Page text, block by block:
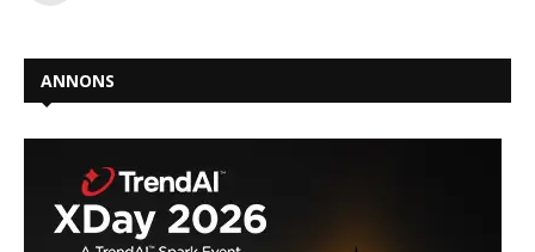
ANNONS